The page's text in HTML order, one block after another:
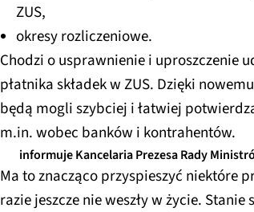
ZUS,
okresy rozliczeniowe.
Chodzi o usprawnienie i uproszczenie
płatnika składek w ZUS. Dzięki
będą mogli szybciej i łatwiej
m.in. wobec banków i kontrahentów.
informuje Kancelaria Prezesa Rady
Ma to znacząco przyspieszyć niektóre
razie jeszcze nie weszły w życie.